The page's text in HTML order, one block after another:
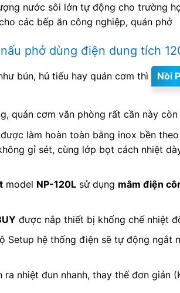
nước sôi lớn tự động cho trường
các bếp ăn công nghiệp, quán phở
phở dùng điện dung tích
bún, hủ tiếu hay quán cơm thì Nồi
quán cơm văn phòng rất cần này
được làm hoàn toàn bằng inox bền
gỉ sét, cùng lớp bọt cách nhiệt
model NP-120Lsử dụng mâm điện
được nắp thiết bị khống chế nhiệt
Setup hệ thống điện sẽ tự động
ra nhiệt đun nhanh, thay thế đơn